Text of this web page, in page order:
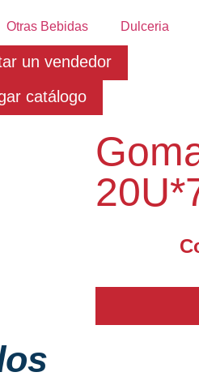
Otras Bebidas Dulceria
un vendedor
catálogo